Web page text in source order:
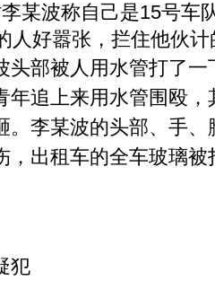
某波称自己是15号车
人好嚣张，拦住他伙
头部被人用水管打了
年追上来用水管围殴
。李某波的头部、手
，出租车的全车玻璃
犯